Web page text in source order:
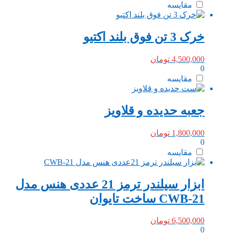
مقایسه
خرک 3 تن فوق بلند اکتیو
4,500,000 تومان
0
مقایسه
جعبه حدیده و قلاویز
1,800,000 تومان
0
مقایسه
ابزار سیلندر ترمز 21 عددی هنس مدل
CWB-21 ساخت تایوان
6,500,000 تومان
0